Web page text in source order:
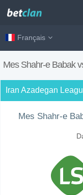
Français
Mes Shahr-e Babak
Iran Azadegan
Mes Shahr-e